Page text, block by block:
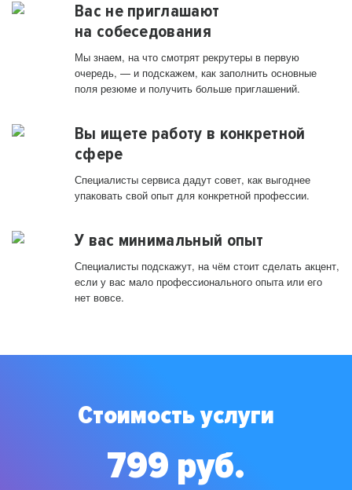
Вас не приглашают
на собеседования
Мы знаем, на что смотрят рекрутеры в первую
очередь, — и подскажем, как заполнить основные
поля резюме и получить больше приглашений.
Вы ищете работу в конкретной
сфере
Специалисты сервиса дадут совет, как выгоднее
упаковать свой опыт для конкретной профессии.
У вас минимальный опыт
Специалисты подскажут, на чём стоит сделать акцент,
если у вас мало профессионального опыта или его
нет вовсе.
Стоимость услуги
799 руб.